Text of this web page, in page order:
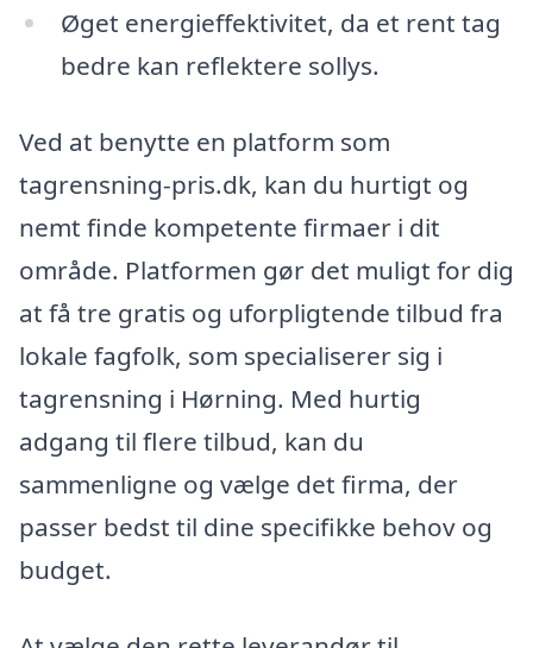
Øget energieffektivitet, da et rent tag
bedre kan reflektere sollys.
Ved at benytte en platform som
tagrensning-pris.dk, kan du hurtigt og
nemt finde kompetente firmaer i dit
område. Platformen gør det muligt for dig
at få tre gratis og uforpligtende tilbud fra
lokale fagfolk, som specialiserer sig i
tagrensning i Hørning. Med hurtig
adgang til flere tilbud, kan du
sammenligne og vælge det firma, der
passer bedst til dine specifikke behov og
budget.